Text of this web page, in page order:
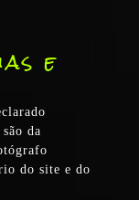
e
da
do site e do